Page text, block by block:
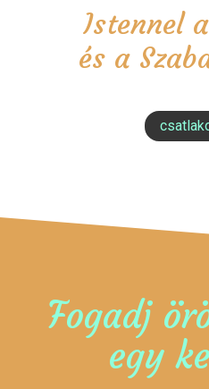
Istennel
és a
Fogadj
egy